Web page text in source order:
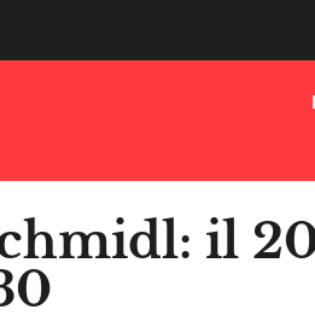
il